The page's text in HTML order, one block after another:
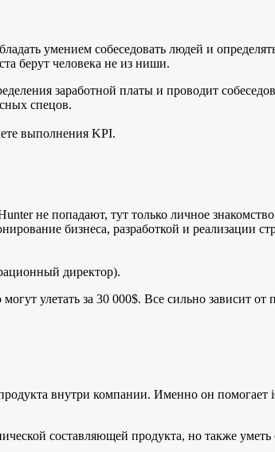
умением собеседовать людей и
берут человека не из ниши.
заработной платы и проводит
спецов.
выполнения KPI.
не попадают, тут только личное
бизнеса, разработкой и реализации
директор).
улетать за 30 000$. Все сильно зависит от
внутри компании. Именно он
составляющей продукта, но также уметь